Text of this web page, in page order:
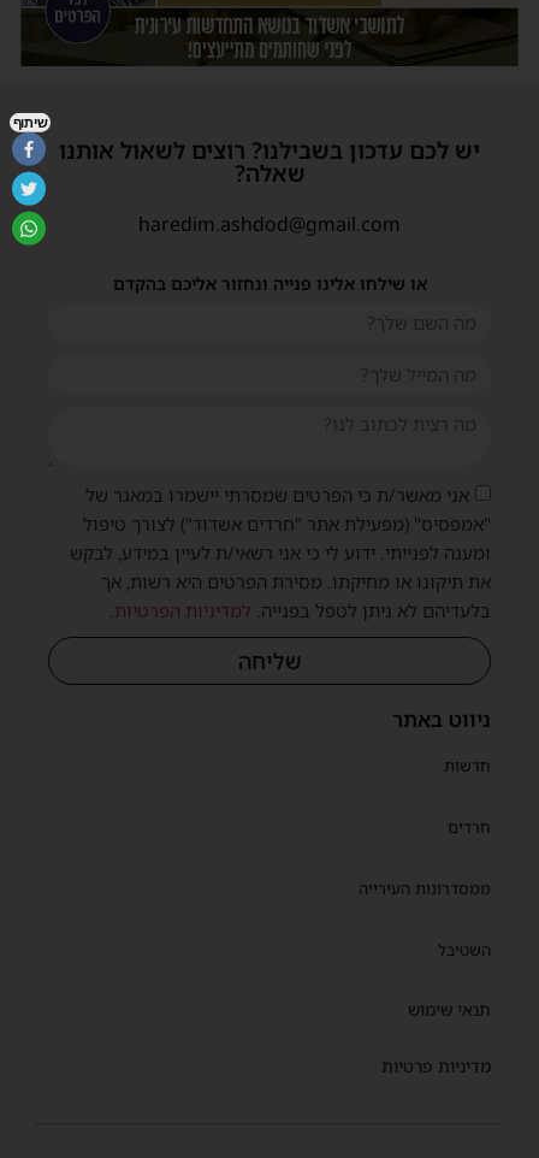
ניווט באתר
חדשות
חרדים
ממסדרונות העירייה
השטיבל
תנאי שימוש
מדיניות פרטיות
יש לכם עדכון בשבילנו? רוצים לשאול אותנו
שאלה?
haredim.ashdod@gmail.com
או שילחו אלינו פנייה ונחזור אליכם בהקדם
אני מאשר/ת כי הפרטים שמסרתי יישמרו במאגר של
"אמפסיס" (מפעילת אתר "חרדים אשדוד") לצורך טיפול
ומענה לפנייתי. ידוע לי כי אני רשאי/ת לעיין במידע, לבקש
את תיקונו או מחיקתו. מסירת הפרטים היא רשות, אך
בלעדיהם לא ניתן לטפל בפנייה. למדיניות הפרטיות.
שליחה
שיתוף